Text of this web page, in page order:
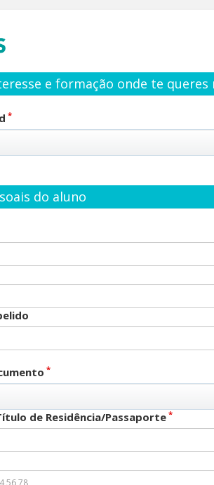
e formação onde te
*
do aluno
*
de Residência/Passaporte *